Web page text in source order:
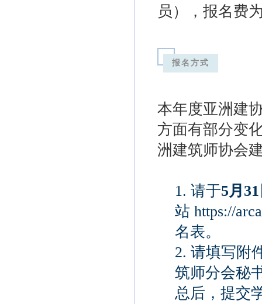
员），报名费
报名方式
本年度亚洲建
方面有部分变
洲建筑师协会
1. 请于5月
站 https://
名表。
2. 请填写附
筑师分会秘
总后，提交